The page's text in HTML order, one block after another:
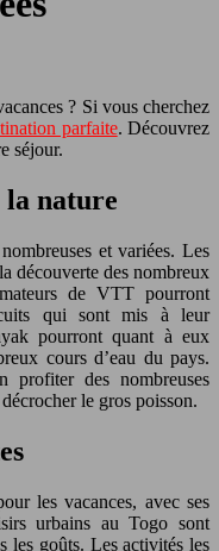
? Si vous cherchez
parfaite. Découvrez
séjour.
la nature
et variées. Les
découverte des nombreux
de VTT pourront
qui sont mis à leur
pourront quant à eux
cours d’eau du pays.
profiter des nombreuses
le gros poisson.
les vacances, avec ses
urbains au Togo sont
les goûts. Les activités les